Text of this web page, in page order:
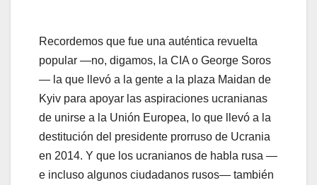
Recordemos que fue una auténtica revuelta
popular —no, digamos, la CIA o George Soros
— la que llevó a la gente a la plaza Maidan de
Kyiv para apoyar las aspiraciones ucranianas
de unirse a la Unión Europea, lo que llevó a la
destitución del presidente prorruso de Ucrania
en 2014. Y que los ucranianos de habla rusa —
e incluso algunos ciudadanos rusos— también